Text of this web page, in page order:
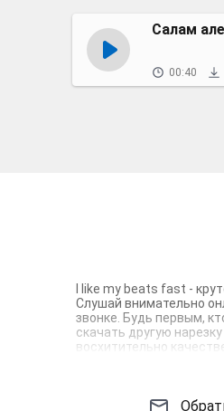
Салам
00:40
I like my beats fast -
Слушай внимательно
звонке. Будь первым,
скачать другую
восхитительно